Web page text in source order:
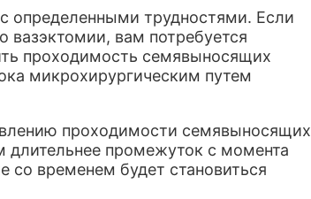
определенными трудностями. Если
вам потребуется
проходимость семявыносящих
микрохирургическим путем
проходимости семявыносящих
длительнее промежуток с момента
со временем будет становиться